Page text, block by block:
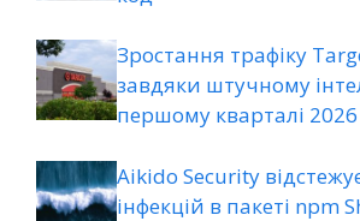
Зростання трафіку
завдяки штучному
першому кварталі 2026
Aikido Security
інфекцій в пакеті npm